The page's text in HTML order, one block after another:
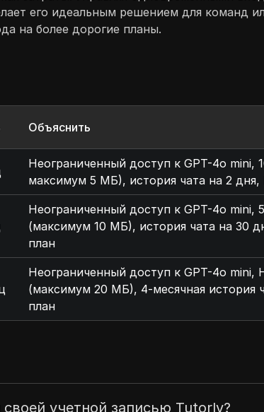
его идеальным решением для команд
на более дорогие планы.
Объяснить
Неограниченный доступ к GPT-4o mini,
максимум 5 МБ), история чата на 2
Неограниченный доступ к GPT-4o mini,
(максимум 10 МБ), история чата на 30
план
Неограниченный доступ к GPT-4o mini,
(максимум 20 МБ), 4-месячная история
план
учетной записью Tutorly?